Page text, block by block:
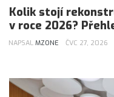
Kolik stojí
v roce 2026?
NAPSAL MZONE ČVC 27, 2026